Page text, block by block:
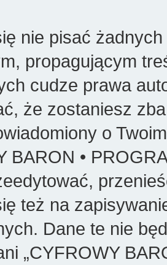
nie pisać
propagującym
cudze prawa
że zostaniesz
o
BARON •
też na
Dane te nie
„CYFROWY